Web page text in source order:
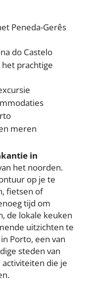
Peneda-Gerês
do Castelo
prachtige
meren
in
het noorden.
op je te
fietsen of
tijd om
de lokale keuken
uitzichten te
Porto, een van
steden van
die je